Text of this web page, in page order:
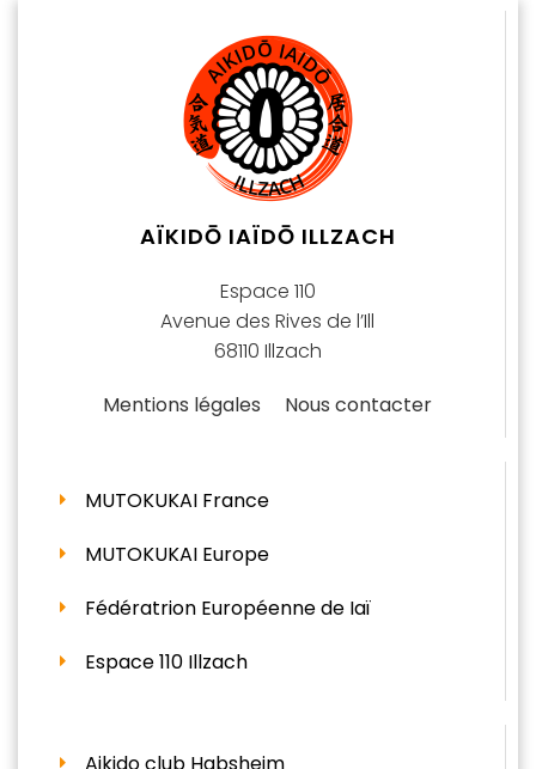
AÏKIDŌ IAÏDŌ ILLZACH
Espace 110
Avenue des Rives de l’Ill
68110 Illzach
Mentions légales
Nous contacter
MUTOKUKAI France
MUTOKUKAI Europe
Fédératrion Européenne de Iaï
Espace 110 Illzach
Aikido club Habsheim